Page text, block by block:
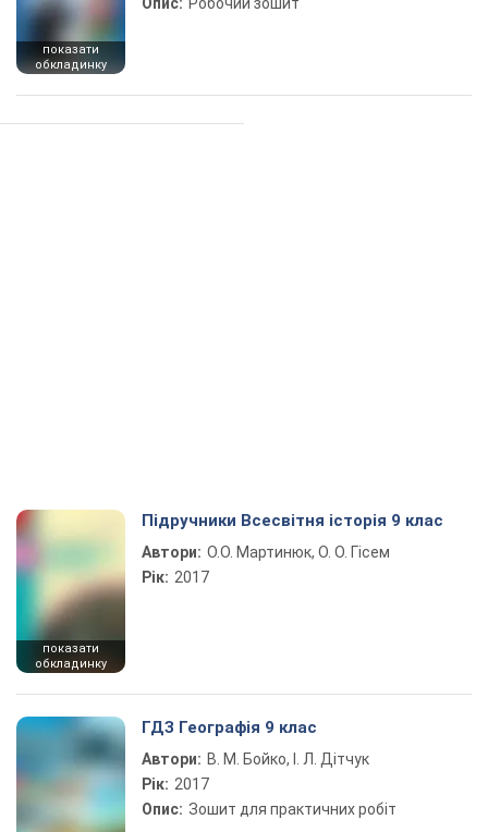
показати
обкладинку
показати
обкладинку
Підручники Всесвітня історія 9 клас
Автори: О.О. Мартинюк, О. О. Гісем
Рік: 2017
ГДЗ Географія 9 клас
Автори: В. М. Бойко, І. Л. Дітчук
Рік: 2017
Опис: Зошит для практичних робіт